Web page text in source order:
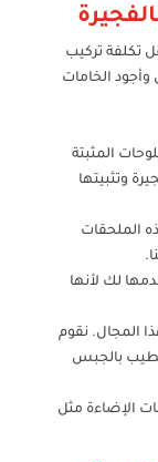
تكلفة تركيب
الخامات
المثبتة
وتثبيتها
الملحقات
لك لأنها
المجال. نقوم
بالجبس
الإضاءة مثل